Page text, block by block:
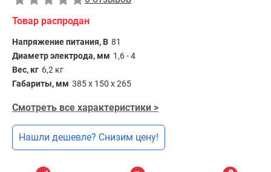
Товар распродан
Напряжение питания, В 81
Диаметр электрода, мм 1,6 - 4
Вес, кг 6,2 кг
Габариты, мм 385 х 150 х 265
Смотреть все характеристики >
Нашли дешевле? Снизим цену!